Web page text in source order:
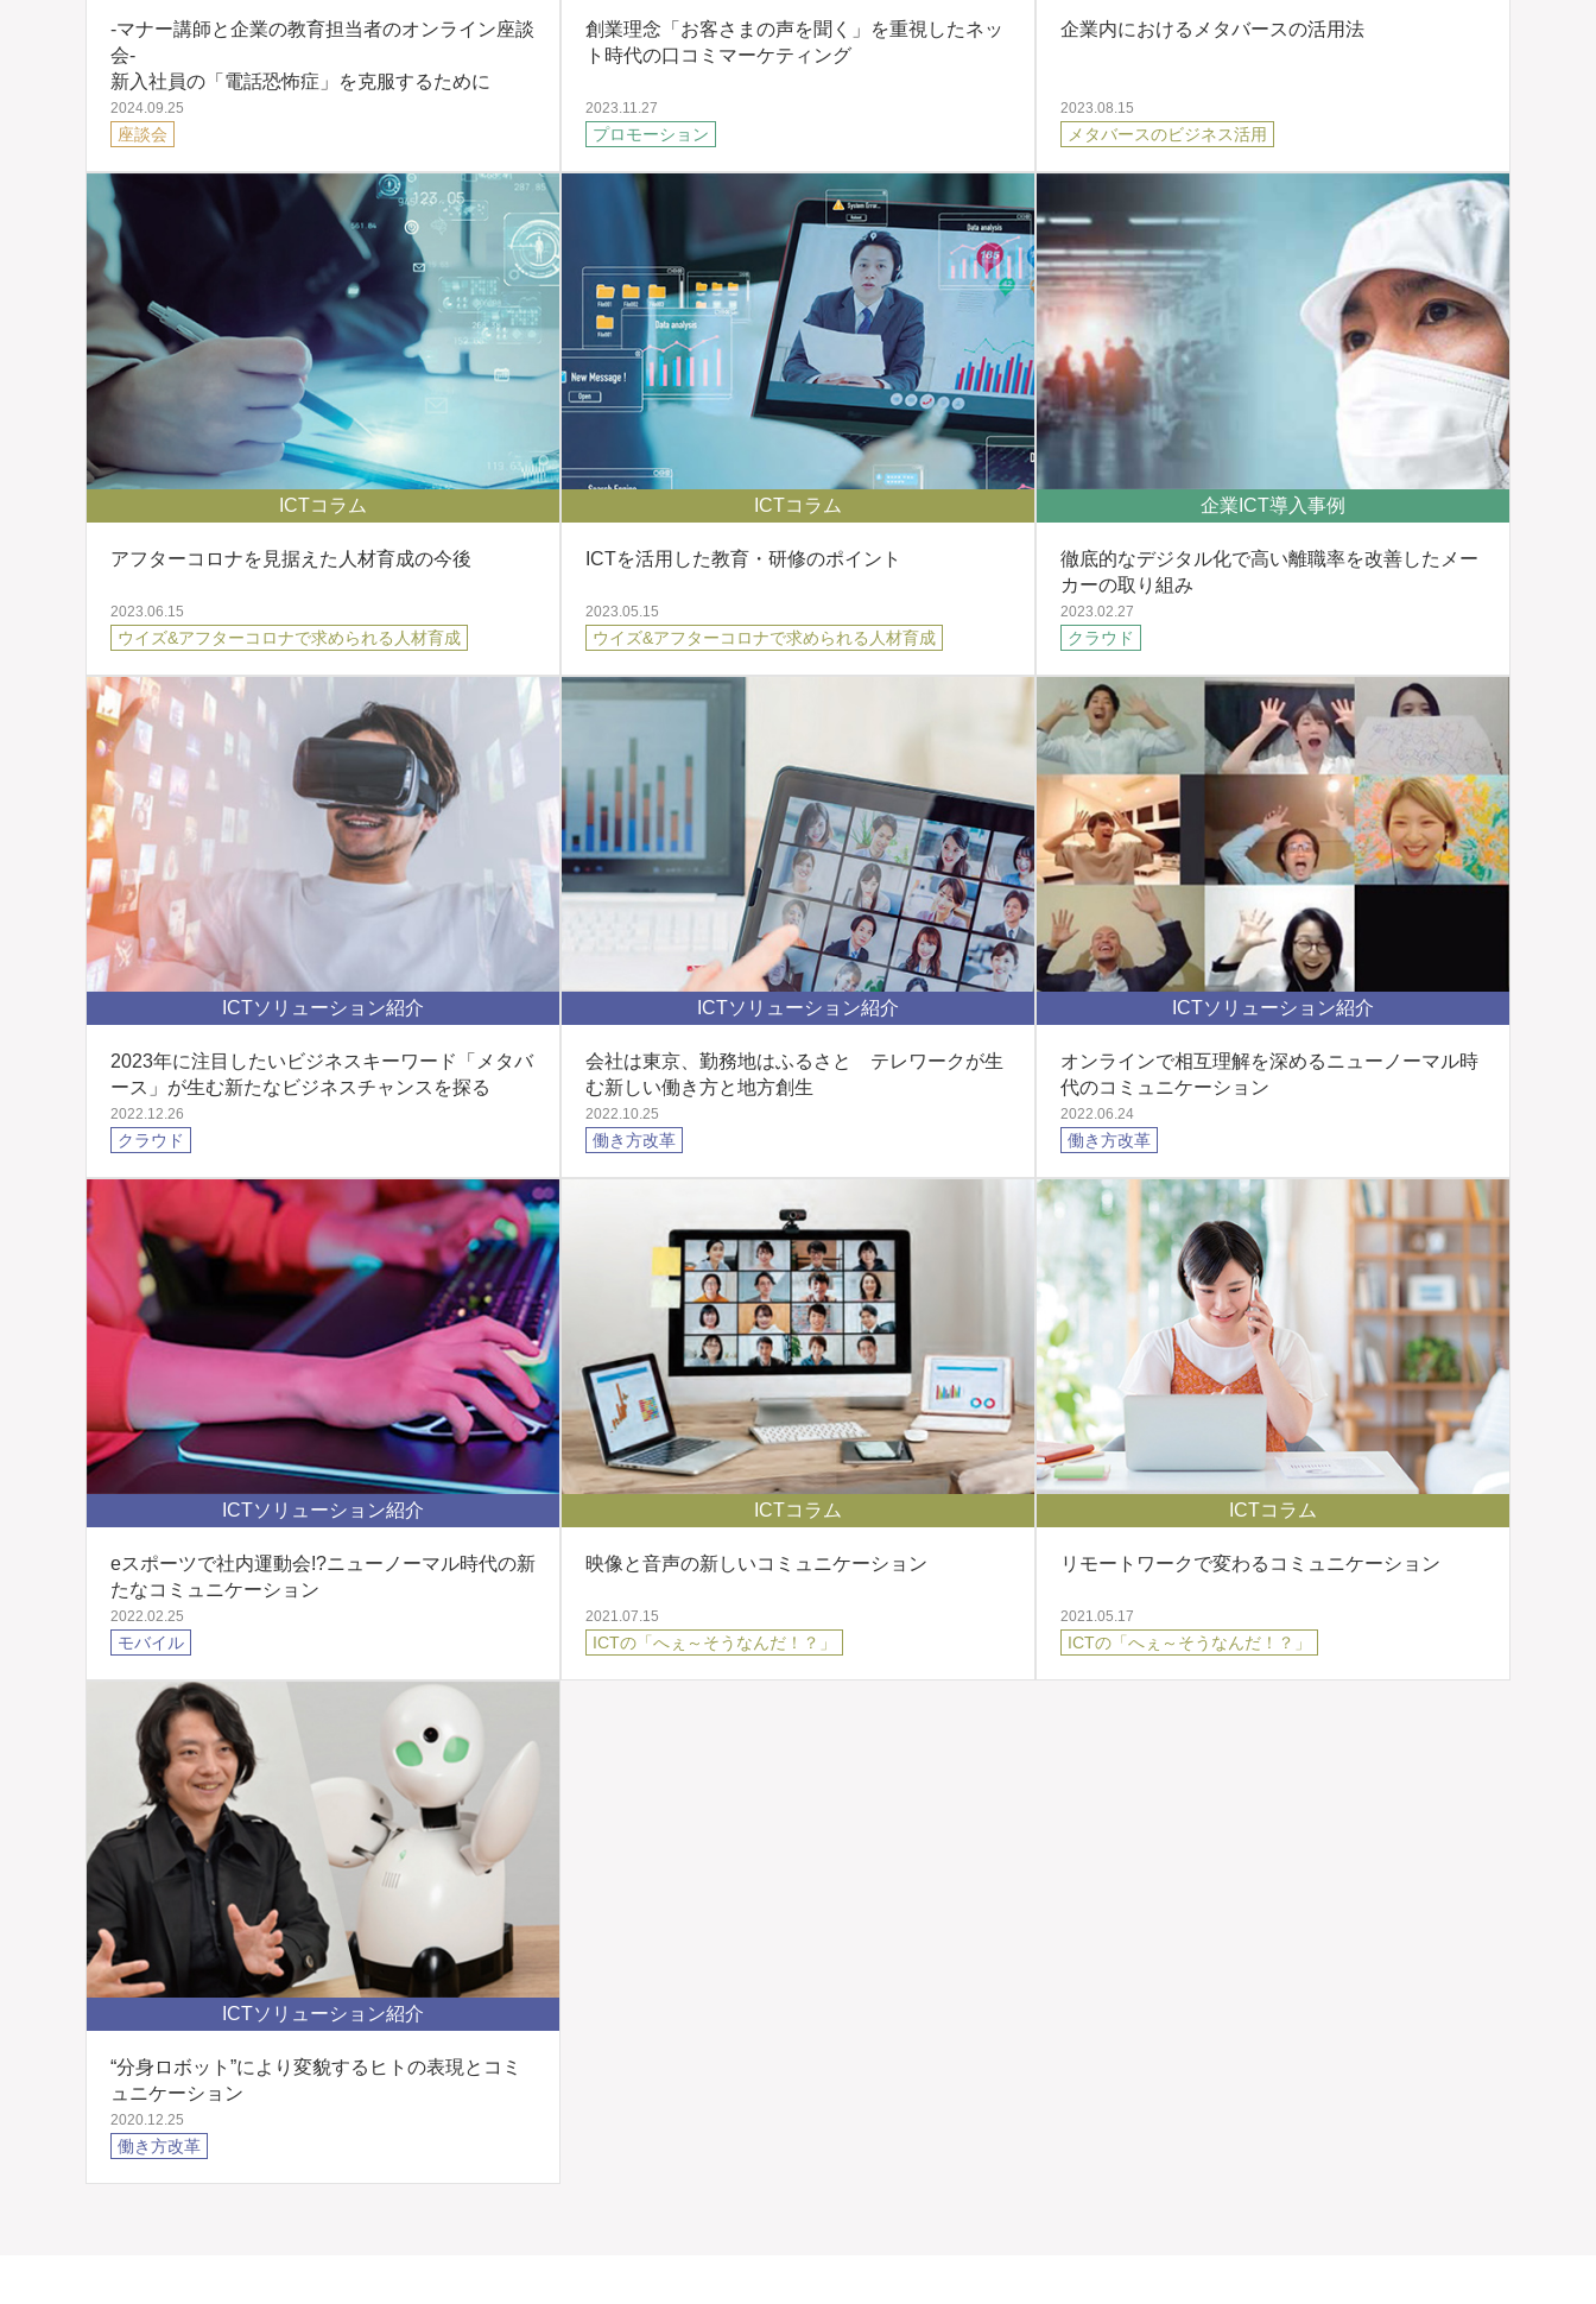
-マナー講師と企業の教育担当者のオンライン座談
会-
新入社員の「電話恐怖症」を克服するために
2024.09.25
座談会
創業理念「お客さまの声を聞く」を重視したネッ
ト時代の口コミマーケティング
2023.11.27
プロモーション
企業内におけるメタバースの活用法
2023.08.15
メタバースのビジネス活用
ICTコラム
アフターコロナを見据えた人材育成の今後
2023.06.15
ウイズ&アフターコロナで求められる人材育成
ICTコラム
ICTを活用した教育・研修のポイント
2023.05.15
ウイズ&アフターコロナで求められる人材育成
企業ICT導入事例
徹底的なデジタル化で高い離職率を改善したメー
カーの取り組み
2023.02.27
クラウド
ICTソリューション紹介
2023年に注目したいビジネスキーワード「メタバ
ース」が生む新たなビジネスチャンスを探る
2022.12.26
クラウド
ICTソリューション紹介
会社は東京、勤務地はふるさと テレワークが生
む新しい働き方と地方創生
2022.10.25
働き方改革
ICTソリューション紹介
オンラインで相互理解を深めるニューノーマル時
代のコミュニケーション
2022.06.24
働き方改革
ICTソリューション紹介
eスポーツで社内運動会!?ニューノーマル時代の新
たなコミュニケーション
2022.02.25
モバイル
ICTコラム
映像と音声の新しいコミュニケーション
2021.07.15
ICTの「へぇ～そうなんだ！？」
ICTコラム
リモートワークで変わるコミュニケーション
2021.05.17
ICTの「へぇ～そうなんだ！？」
ICTソリューション紹介
“分身ロボット”により変貌するヒトの表現とコミ
ュニケーション
2020.12.25
働き方改革